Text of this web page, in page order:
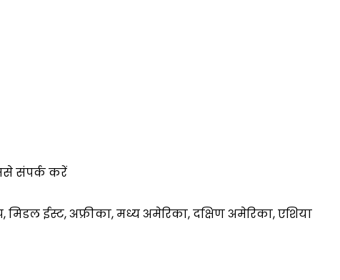
संपर्क करें
मिडल ईस्ट, अफ्रीका, मध्य अमेरिका, दक्षिण अमेरिका, एशिया